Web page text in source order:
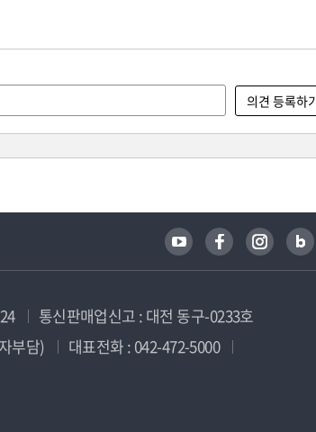
통신판매업신고 : 대전 동구-0233호
부담)
대표전화 : 042-472-5000